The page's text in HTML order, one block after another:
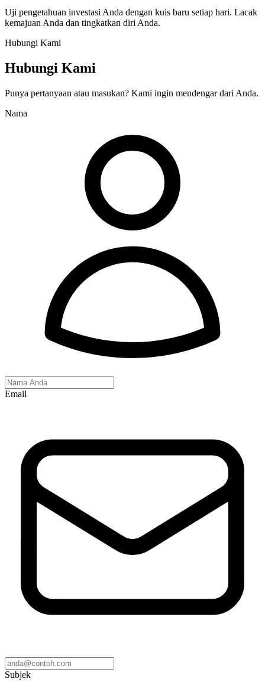
Uji pengetahuan investasi Anda dengan kuis baru setiap hari. Lacak
kemajuan Anda dan tingkatkan diri Anda.
Hubungi Kami
Hubungi Kami
Punya pertanyaan atau masukan? Kami ingin mendengar dari Anda.
Nama
Email
Subjek